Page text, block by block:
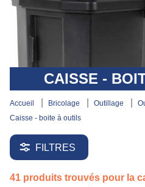
CAISSE -
accueil bricolage outillage
caisse - boite à outils
FILTRES
41 produits trouvés pour la